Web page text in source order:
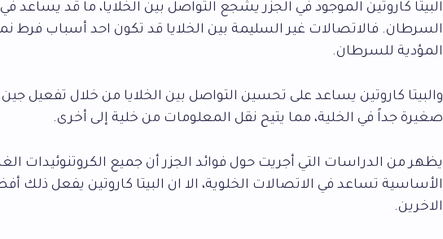
البيتا كاروتين الموجود في الجزر يشجع التواصل بين الخلايا، ما قد يساعد
السرطان. فالاتصالات غير السليمة بين الخلايا قد تكون احد أسباب فرط
المؤدية للسرطان.
والبيتا كاروتين يساعد على تحسين التواصل بين الخلايا من خلال تفعيل
صغيرة جداً في الخلية، مما يتيح نقل المعلومات من خلية إلى أخرى.
يظهر من الدراسات التي أجريت حول فوائد الجزر أن جميع الكروتنوئيدات
الأساسية تساعد في الاتصالات الخلوية، الا ان البيتا كاروتين يفعل ذلك
الاخرين.